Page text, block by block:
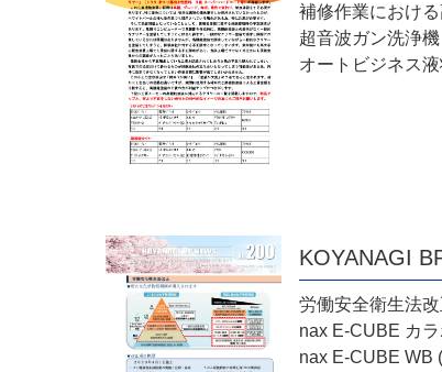
補修作業におけ
超音波ガン洗浄
オートビジネス
KOYANAGI
労働安全衛生法
nax E-CUBE カ
nax E-CUBE WB